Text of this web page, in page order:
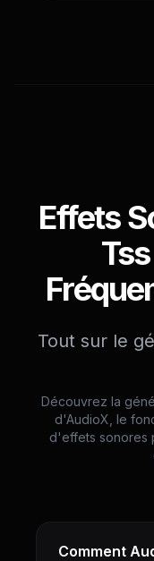
Effets
Tout sur le
Découvrez la
d'AudioX, le
d'effets sonores
Comment